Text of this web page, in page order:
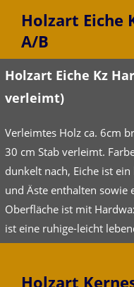
Holzart Eiche
A/B
Holzart Eiche Kz
verleimt)
Verleimtes Holz ca. 6cm
30 cm Stab verleimt.
dunkelt nach, Eiche ist
und Äste enthalten sowie
Oberfläche ist mit
ist eine ruhige-leicht
Holzart